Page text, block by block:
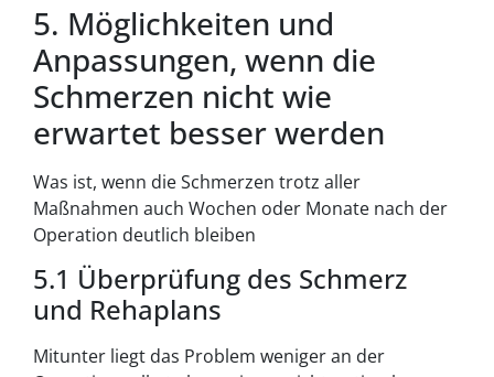
5. Möglichkeiten und
Anpassungen, wenn die
Schmerzen nicht wie
erwartet besser werden
Was ist, wenn die Schmerzen trotz aller
Maßnahmen auch Wochen oder Monate nach der
Operation deutlich bleiben
5.1 Überprüfung des Schmerz
und Rehaplans
Mitunter liegt das Problem weniger an der